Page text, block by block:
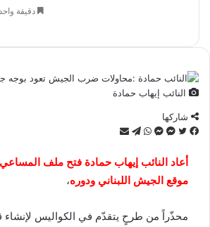
دقيقة
النائب إيهاب حمادة
شاركها
فيسبوك
تويترماسنجر
ماسنجر
واتسابتيلقرام
مشاركة
البريد
أعاد النائب إيهاب حمادة فتح ملف
موقع الجيش اللبناني ودوره،
محذّراً من طرحٍ يتقدّم في الكواليس لإنشاء